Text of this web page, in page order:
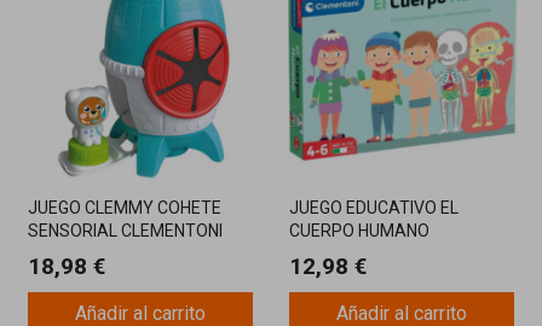
JUEGO CLEMMY COHETE
SENSORIAL CLEMENTONI
18,98 €
Añadir al carrito
JUEGO EDUCATIVO EL
CUERPO HUMANO
12,98 €
Añadir al carrito